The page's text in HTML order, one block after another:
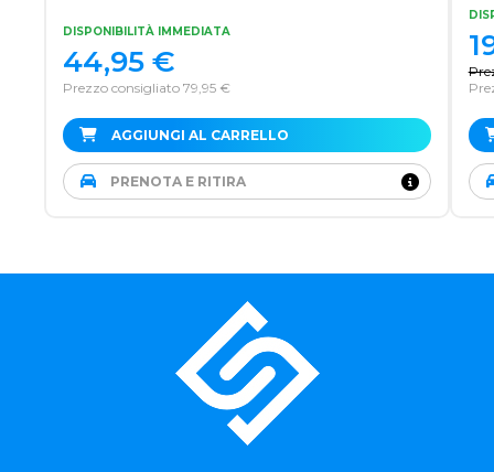
DISPONIBILITÀ IMMEDIATA
Prezzo consigliato 79,95 €
44,95 €
AGGIUNGI AL CARRELLO
PRENOTA E RITIRA